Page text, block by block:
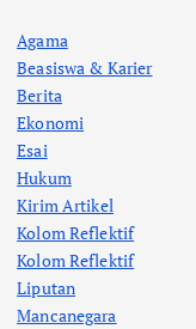
Agama
Beasiswa & Karier
Berita
Ekonomi
Esai
Hukum
Kirim Artikel
Kolom Reflektif
Kolom Reflektif
Liputan
Mancanegara